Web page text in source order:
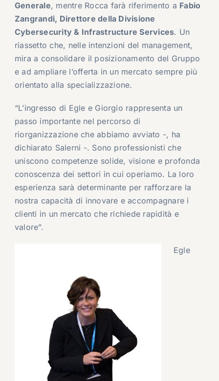
Generale, mentre Rocca farà riferimento a Fabio
Zangrandi, Direttore della Divisione
Cybersecurity & Infrastructure Services. Un
riassetto che, nelle intenzioni del management,
mira a consolidare il posizionamento del Gruppo
e ad ampliare l’offerta in un mercato sempre più
orientato alla specializzazione.
“L’ingresso di Egle e Giorgio rappresenta un
passo importante nel percorso di
riorganizzazione che abbiamo avviato -, ha
dichiarato Salerni -. Sono professionisti che
uniscono competenze solide, visione e profonda
conoscenza dei settori in cui operiamo. La loro
esperienza sarà determinante per rafforzare la
nostra capacità di innovare e accompagnare i
clienti in un mercato che richiede rapidità e
valore”.
Egle